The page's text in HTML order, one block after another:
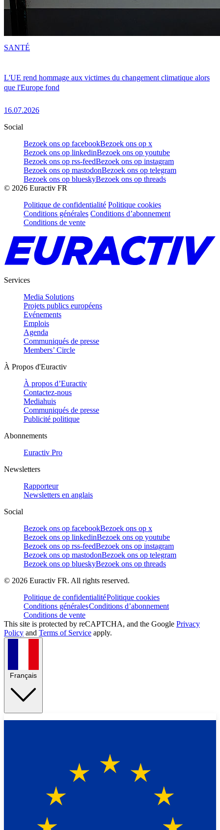
L'UE rend hommage aux victimes du changement climatique alors
que l'Europe fond
16.07.2026
SANTÉ
Social
Bezoek ons op facebookBezoek ons op x
Bezoek ons op linkedinBezoek ons op youtube
Bezoek ons op rss-feedBezoek ons op instagram
Bezoek ons op mastodonBezoek ons op telegram
Bezoek ons op blueskyBezoek ons op threads
© 2026 Euractiv FR
Politique de confidentialité Politique cookies
Conditions générales Conditions d’abonnement
Conditions de vente
Services
Media Solutions
Projets publics européens
Evénements
Emplois
Agenda
Communiqués de presse
Members’ Circle
À Propos d'Euractiv
À propos d’Euractiv
Contactez-nous
Mediahuis
Communiqués de presse
Publicité politique
Abonnements
Euractiv Pro
Newsletters
Rapporteur
Newsletters en anglais
Social
Bezoek ons op facebookBezoek ons op x
Bezoek ons op linkedinBezoek ons op youtube
Bezoek ons op rss-feedBezoek ons op instagram
Bezoek ons op mastodonBezoek ons op telegram
Bezoek ons op blueskyBezoek ons op threads
© 2026 Euractiv FR. All rights reserved.
Politique de confidentialitéPolitique cookies
Conditions généralesConditions d’abonnement
Conditions de vente
This site is protected by reCAPTCHA, and the Google Privacy
Policy and Terms of Service apply.
Français